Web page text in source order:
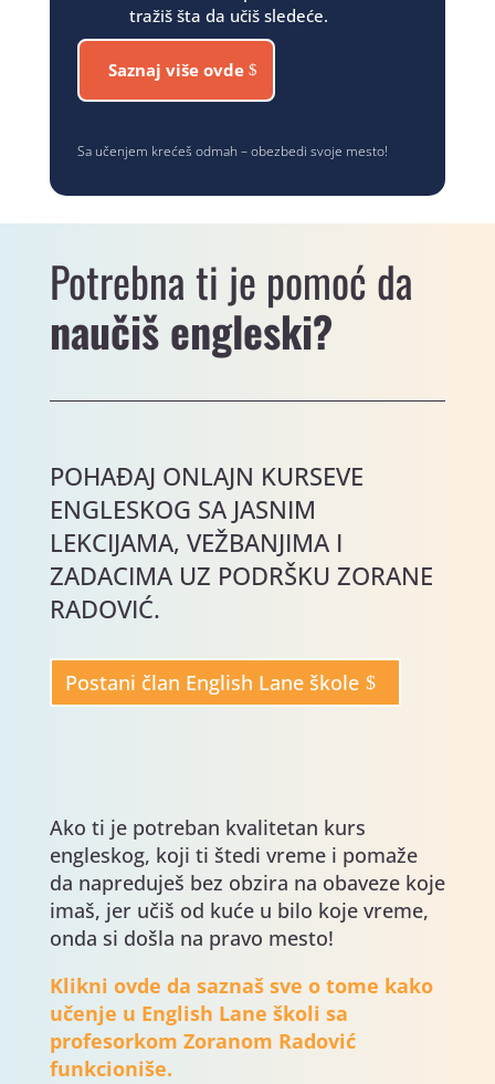
tražiš šta da učiš sledeće.
Saznaj više ovde
Sa učenjem krećeš odmah – obezbedi svoje mesto!
Potrebna ti je pomoć da
naučiš engleski?
POHAĐAJ ONLAJN KURSEVE
ENGLESKOG SA JASNIM
LEKCIJAMA, VEŽBANJIMA I
ZADACIMA UZ PODRŠKU ZORANE
RADOVIĆ.
Postani član English Lane škole
Ako ti je potreban kvalitetan kurs
engleskog, koji ti štedi vreme i pomaže
da napreduješ bez obzira na obaveze koje
imaš, jer učiš od kuće u bilo koje vreme,
onda si došla na pravo mesto!
Klikni ovde da saznaš sve o tome kako
učenje u English Lane školi sa
profesorkom Zoranom Radović
funkcioniše.